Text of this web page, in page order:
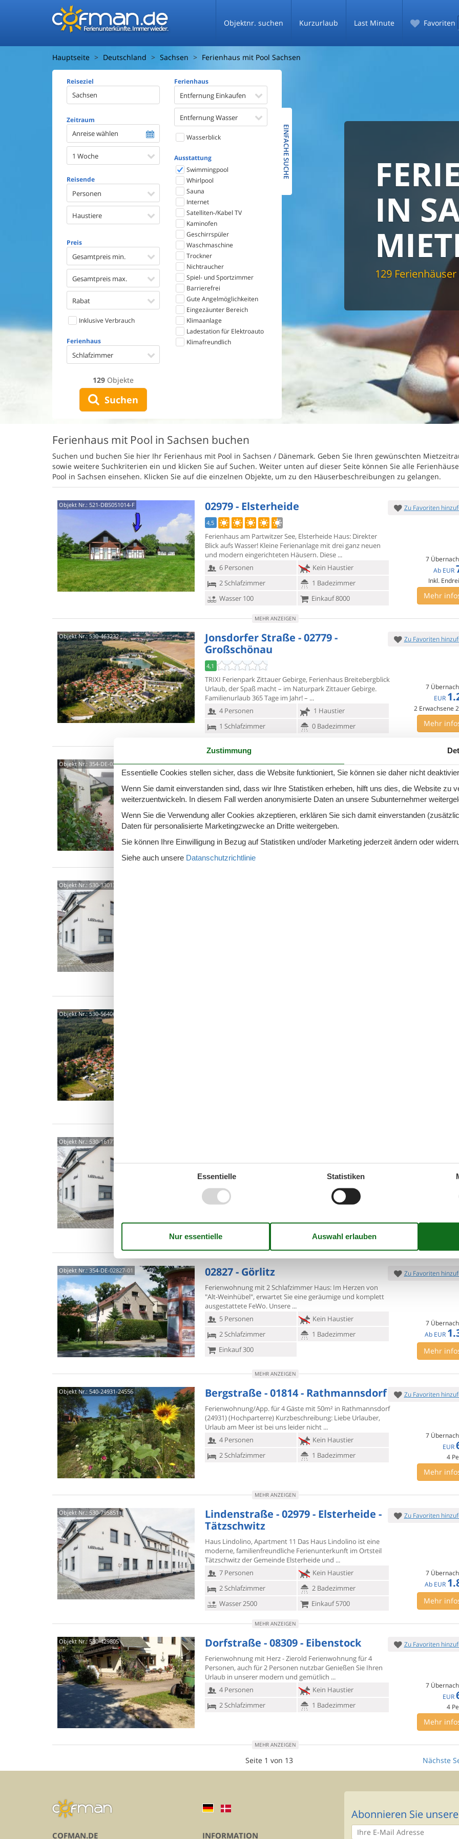
Ferienunterkünfte. Immer wieder.
Objektnr. suchen Kurzurlaub Last Minute Favoriten
Hauptseite Deutschland Sachsen Ferienhaus mit Pool Sachsen
Reiseziel
Zeitraum
Anreise wählen
1 Woche
Reisende
Personen
Haustiere
Preis
Gesamtpreis min.
Gesamtpreis max.
Rabat
Inklusive Verbrauch
Ferienhaus
Schlafzimmer
129 Objekte
Suchen
Ferienhaus
Entfernung Einkaufen
Entfernung Wasser
Wasserblick
Ausstattung
Swimmingpool
Whirlpool
Sauna
Internet
Satelliten-/Kabel TV
Kaminofen
Geschirrspüler
Waschmaschine
Trockner
Nichtraucher
Spiel- und Sportzimmer
Barrierefrei
Gute Angelmöglichkeiten
Eingezäunter Bereich
Klimaanlage
Ladestation für Elektroauto
Klimafreundlich
EINFACHE SUCHE
IN
129
Vergleichen und
Buchen Sie
Ferienhaus mit Pool in Sachsen buchen
Suchen und buchen Sie hier Ihr Ferienhaus mit Pool in Sachsen / Dänemark. Geben Sie Ihren gewünschten
sowie weitere Suchkriterien ein und klicken Sie auf Suchen. Weiter unten auf dieser Seite können Sie alle
Pool in Sachsen einsehen. Klicken Sie auf die einzelnen Objekte, um zu den Häuserbeschreibungen zu gelangen.
Objekt Nr.: 521-DBS051014-F 02979 - Elsterheide
4,5
Ferienhaus am Partwitzer See, Elsterheide Haus: Direkter
Blick aufs Wasser! Kleine Ferienanlage mit drei ganz neuen
und modern eingerichteten Häusern. Diese
6 Personen
Kein Haustier
2 Schlafzimmer
1 Badezimmer
Wasser 100
Einkauf 8000
Zu Favoriten
7
Ab EUR
Inkl.
Mehr
MEHR ANZEIGEN
Objekt Nr.:530-463232
Jonsdorfer Straße - 02779 -
Großschönau
4,1
TRIXI Ferienpark Zittauer Gebirge, Ferienhaus Breitebergblick
Urlaub, der Spaß macht – im Naturpark Zittauer Gebirge.
Familienurlaub 365 Tage im Jahr! –
4 Personen
1 Haustier
1 Schlafzimmer
0 Badezimmer
Zu Favoriten
7
EUR
2 Erwachsene 2
Mehr
Objekt Nr.: 354-DE-02681-08 02681 - Schirgiswalde
wohnen in einem voll sanierten Umgebindefachwerkhaus
am Stadtkernrand von Schirgiswalde. Unsere voll
4 Personen
Kein Haustier
2 Schlafzimmer
1 Badezimmer
Einkauf 300
7
Mehr
Objekt Nr.:530-330137
Objekt Nr.:530-564061
Objekt Nr.:530-161775
moderne,
familienfreundliche Ferienunterkunft im Ortsteil
Tätzschwitz der Gemeinde Elsterheide und
6 Personen
Kein Haustier
Wasser 2500
Einkauf 5700
7
MEHR ANZEIGEN
Objekt Nr.:354-DE-02827-01 02827 - Görlitz
Ferienwohnung mit 2 Schlafzimmer Haus: Im Herzen von
"Alt-Weinhübel", erwartet Sie eine geräumige und komplett
ausgestattete FeWo. Unsere
5 Personen
Kein Haustier
2 Schlafzimmer
1 Badezimmer
Einkauf 300
Zu Favoriten
7
Ab EUR
Mehr
MEHR ANZEIGEN
Objekt Nr.: 540-24931-24556 Bergstraße - 01814 - Rathmannsdorf
Ferienwohnung/App. für 4 Gäste mit 50m² in Rathmannsdorf
(24931) (Hochparterre) Kurzbeschreibung: Liebe Urlauber,
Urlaub am Meer ist bei uns leider nicht
4 Personen
Kein Haustier
2 Schlafzimmer
1 Badezimmer
Zu Favoriten
7
EUR
4
Mehr
MEHR ANZEIGEN
Objekt Nr.:530-795851
Lindenstraße - 02979 - Elsterheide -
Tätzschwitz
Haus Lindolino, Apartment 11 Das Haus Lindolino ist eine
moderne, familienfreundliche Ferienunterkunft im Ortsteil
Tätzschwitz der Gemeinde Elsterheide und
7 Personen
Kein Haustier
2 Schlafzimmer
2 Badezimmer
Wasser 2500
Einkauf 5700
Zu Favoriten
7
Ab EUR
Mehr
MEHR ANZEIGEN
Objekt Nr.:530-429805 Dorfstraße - 08309 - Eibenstock
Ferienwohnung mit Herz - Zierold Ferienwohnung für 4
Personen, auch für 2 Personen nutzbar Genießen Sie Ihren
Urlaub in unserer modern und gemütlich
4 Personen
Kein Haustier
2 Schlafzimmer
1 Badezimmer
Zu Favoriten
7
EUR
4
Mehr
MEHR ANZEIGEN
Seite 1 von 13 Nächste
COFMAN.DE INFORMATION
Abonnieren Sie
Zustimmung
Essentielle Cookies stellen sicher, dass die Website funktioniert, Sie können sie daher nicht
Wenn Sie damit einverstanden sind, dass wir Ihre Statistiken erheben, hilft uns dies, die Website zu
weiterzuentwickeln. In diesem Fall werden anonymisierte Daten an unsere Subunternehmer
Wenn Sie die Verwendung aller Cookies akzeptieren, erklären Sie sich damit einverstanden
Daten für personalisierte Marketingzwecke an Dritte weitergeben.
Sie können Ihre Einwilligung in Bezug auf Statistiken und/oder Marketing jederzeit ändern oder
Siehe auch unsere Datanschutzrichtlinie
Essentielle Statistiken